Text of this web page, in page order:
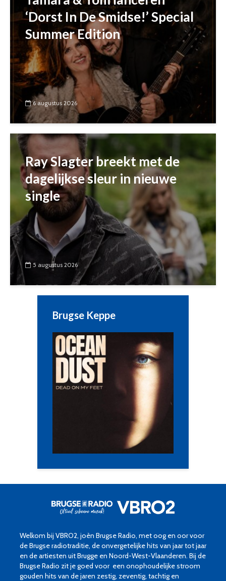
‘Dorst In De Smidse!’ Special
Summer Edition
6 augustus 2026
Ray Slagter breekt met de
dagelijkse sleur in nieuwe
single
5 augustus 2026
Brugse Keppe
Welkom bij VBRO2, joèn Brugse Radio, met oog en oor voor
de Brugse radiotraditie, de onvergetelijke hits van jaar tot jaar
en de artiesten uit Brugge en Noord-West-Vlaanderen. Bij de
Brugse Radio zit je goed voor een onophoudelijke stroom
gouden hits van de jaren zestig, zeventig, tachtig en